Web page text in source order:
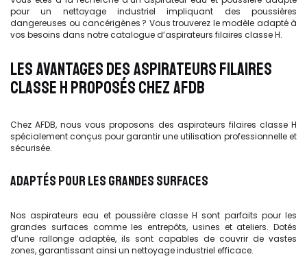
pour un nettoyage industriel impliquant des poussières
dangereuses ou cancérigènes ? Vous trouverez le modèle adapté à
vos besoins dans notre catalogue d’aspirateurs filaires classe H.
LES AVANTAGES DES ASPIRATEURS FILAIRES
CLASSE H PROPOSÉS CHEZ AFDB
Chez AFDB, nous vous proposons des aspirateurs filaires classe H
spécialement conçus pour garantir une utilisation professionnelle et
sécurisée.
ADAPTÉS POUR LES GRANDES SURFACES
Nos aspirateurs eau et poussière classe H sont parfaits pour les
grandes surfaces comme les entrepôts, usines et ateliers. Dotés
d’une rallonge adaptée, ils sont capables de couvrir de vastes
zones, garantissant ainsi un nettoyage industriel efficace.